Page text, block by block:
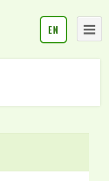
EN